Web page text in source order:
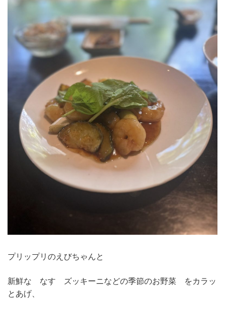
プリップリのえびちゃんと
新鮮な なす ズッキーニなどの季節のお野菜 をカラッ
とあげ、